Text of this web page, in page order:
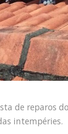
de reparos
intempéries.